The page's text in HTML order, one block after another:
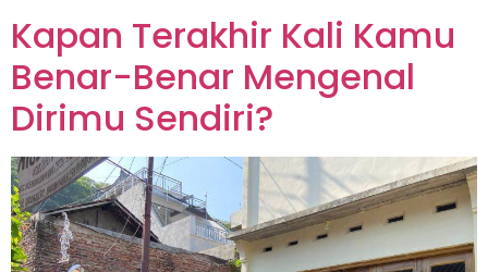
Kapan Terakhir Kali Kamu
Benar-Benar Mengenal
Dirimu Sendiri?